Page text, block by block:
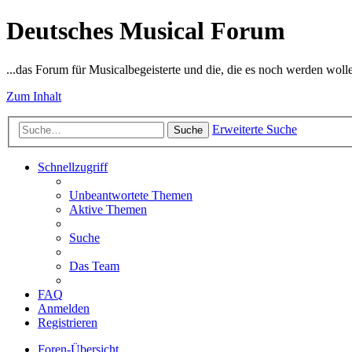
Deutsches Musical Forum
...das Forum für Musicalbegeisterte und die, die es noch werden
Zum Inhalt
Suche Erweiterte Suche
Schnellzugriff
Unbeantwortete Themen
Aktive Themen
Suche
Das Team
FAQ
Anmelden
Registrieren